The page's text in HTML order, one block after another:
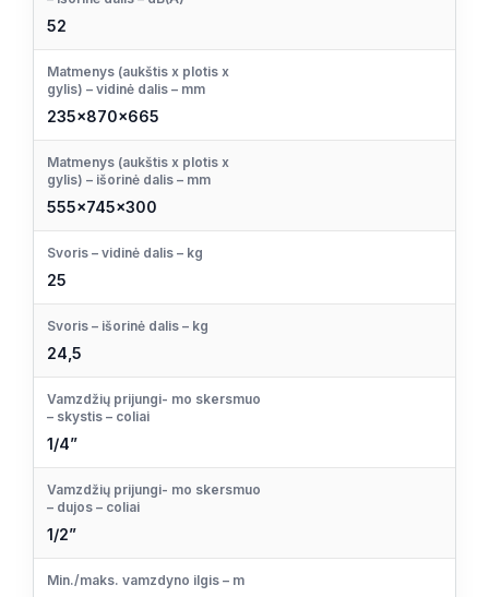
52
Matmenys (aukštis x plotis x
gylis) – vidinė dalis – mm
235x870x665
Matmenys (aukštis x plotis x
gylis) – išorinė dalis – mm
555x745x300
Svoris – vidinė dalis – kg
25
Svoris – išorinė dalis – kg
24,5
Vamzdžių prijungi- mo skersmuo
– skystis – coliai
1/4”
Vamzdžių prijungi- mo skersmuo
– dujos – coliai
1/2”
Min./maks. vamzdyno ilgis – m